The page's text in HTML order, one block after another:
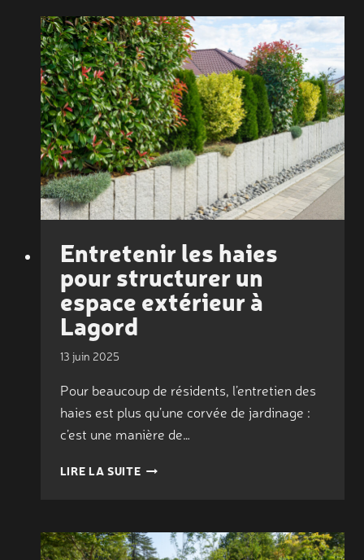
THÈME
À
CHÂTELAILLON-
PLAGE
:
UN
ESPACE
UNIQUE
AUTOUR
D’UNE
IDÉE
Entretenir les haies
pour structurer un
espace extérieur à
Lagord
13 juin 2025
Pour beaucoup de résidents, l’entretien des
haies est plus qu’une corvée de jardinage :
c’est une manière de…
LIRE LA SUITEENTRETENIR
STRUCTURER
UN